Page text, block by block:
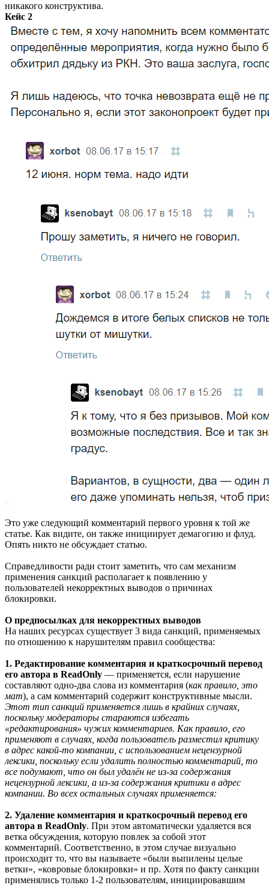
никакого конструктива.
Кейс 2
Это уже следующий комментарий первого уровня к той же
статье. Как видите, он также инициирует демагогию и флуд.
Опять никто не обсуждает статью.
Справедливости ради стоит заметить, что сам механизм
применения санкций располагает к появлению у
пользователей некорректных выводов о причинах
блокировки.
О предпосылках для некорректных выводов
На наших ресурсах существует 3 вида санкций, применяемых
по отношению к нарушителям правил сообщества:
1. Редактирование комментария и краткосрочный перевод
его автора в ReadOnly — применяется, если нарушение
составляют одно-два слова из комментария (как правило, это
мат), а сам комментарий содержит конструктивные мысли.
Этот тип санкций применяется лишь в крайних случаях,
поскольку модераторы стараются избегать
«редактирования» чужих комментариев. Как правило, его
применяют в случаях, когда пользователь разместил критику
в адрес какой-то компании, с использованием нецензурной
лексики, поскольку если удалить полностью комментарий, то
все подумают, что он был удалён не из-за содержания
нецензурной лексики, а из-за содержания критики в адрес
компании. Во всех остальных случаях применяется:
2. Удаление комментария и краткосрочный перевод его
автора в ReadOnly. При этом автоматически удаляется вся
ветка обсуждения, которую повлек за собой этот
комментарий. Соответственно, в этом случае визуально
происходит то, что вы называете «были выпилены целые
ветки», «ковровые блокировки» и пр. Хотя по факту санкции
применялись только 1-2 пользователям, инициировавшим